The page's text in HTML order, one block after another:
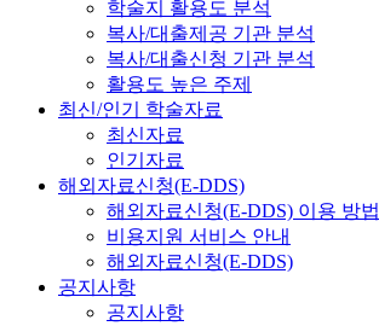
학술지 활용도 분석
복사/대출제공 기관 분석
복사/대출신청 기관 분석
활용도 높은 주제
최신/인기 학술자료
최신자료
인기자료
해외자료신청(E-DDS)
해외자료신청(E-DDS) 이용 방법
비용지원 서비스 안내
해외자료신청(E-DDS)
공지사항
공지사항